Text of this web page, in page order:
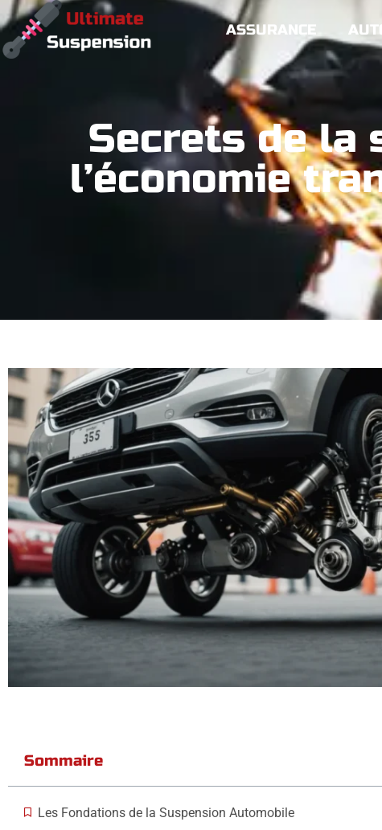
ASSURANCE
Secrets de la
l’économie
Sommaire
Les Fondations de la Suspension Automobile